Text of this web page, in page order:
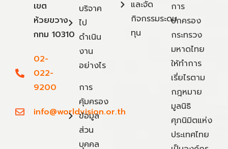
เขต
ห้วยขวาง
กทม 10310
02-
022-
9200
info@worldvision.or.th
บริจาค
ไป
ดำเนิน
งาน
อย่างไร
การ
คุ้มครอง
ข้อมูล
ส่วน
บุคคล
และจัด
กิจกรรมระดม
ทุน
การ
ปกครอง
กระทรวง
มหาดไทย
ให้ทำการ
เรี่ยไรตาม
กฎหมาย
มูลนิธิ
ศุภนิมิตแห่ง
ประเทศไทย